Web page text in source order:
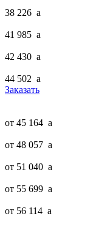
38 226 a
41 985 a
42 430 a
44 502 a
Заказать
от 45 164 a
от 48 057 a
от 51 040 a
от 55 699 a
от 56 114 a